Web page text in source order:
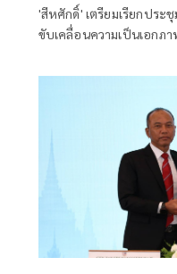
'สีหศักดิ์'​ เตรียมเรียกปร
ขับเคลื่อนความเป็นเอกภ